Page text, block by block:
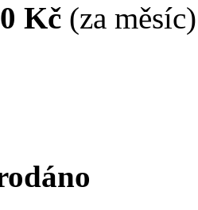
Kč (za měsíc)